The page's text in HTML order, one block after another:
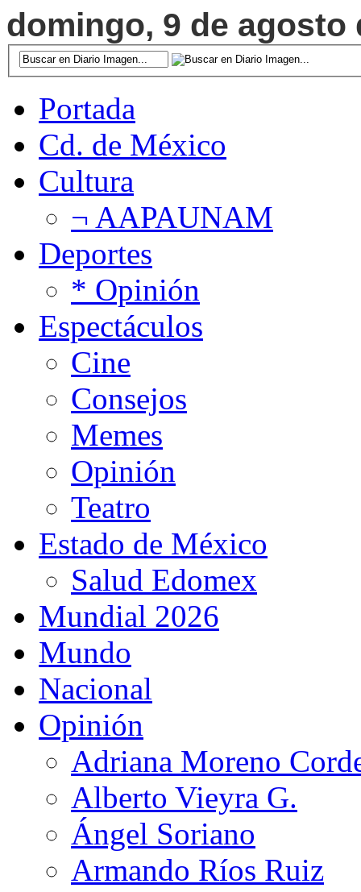
domingo, 9 de agosto
Portada
Cd. de México
Cultura
¬ AAPAUNAM
Deportes
* Opinión
Espectáculos
Cine
Consejos
Memes
Opinión
Teatro
Estado de México
Salud Edomex
Mundial 2026
Mundo
Nacional
Opinión
Adriana Moreno
Alberto Vieyra G.
Ángel Soriano
Armando Ríos Ruiz